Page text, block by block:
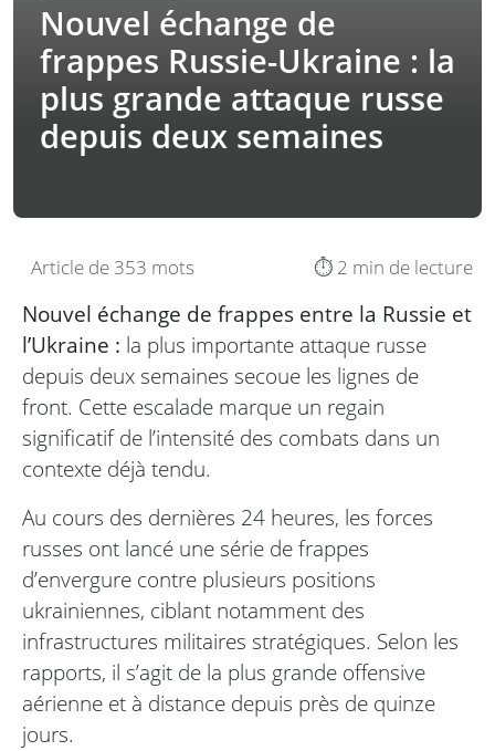
Nouvel échange de
frappes Russie-Ukraine : la
plus grande attaque russe
depuis deux semaines
Article de 353 mots ⏱️ 2 min de lecture
Nouvel échange de frappes entre la Russie et
l’Ukraine : la plus importante attaque russe
depuis deux semaines secoue les lignes de
front. Cette escalade marque un regain
significatif de l’intensité des combats dans un
contexte déjà tendu.
Au cours des dernières 24 heures, les forces
russes ont lancé une série de frappes
d’envergure contre plusieurs positions
ukrainiennes, ciblant notamment des
infrastructures militaires stratégiques. Selon les
rapports, il s’agit de la plus grande offensive
aérienne et à distance depuis près de quinze
jours.